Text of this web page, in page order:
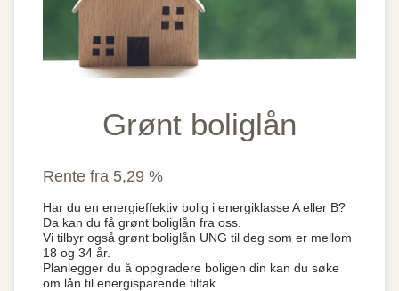
Grønt boliglån
Har du en energieffektiv bolig i energiklasse A eller B?
Da kan du få grønt boliglån fra oss.
Vi tilbyr også grønt boliglån UNG til deg som er mellom
18 og 34 år.
Planlegger du å oppgradere boligen din kan du søke
om lån til energisparende tiltak.
Rente fra 5,29 %